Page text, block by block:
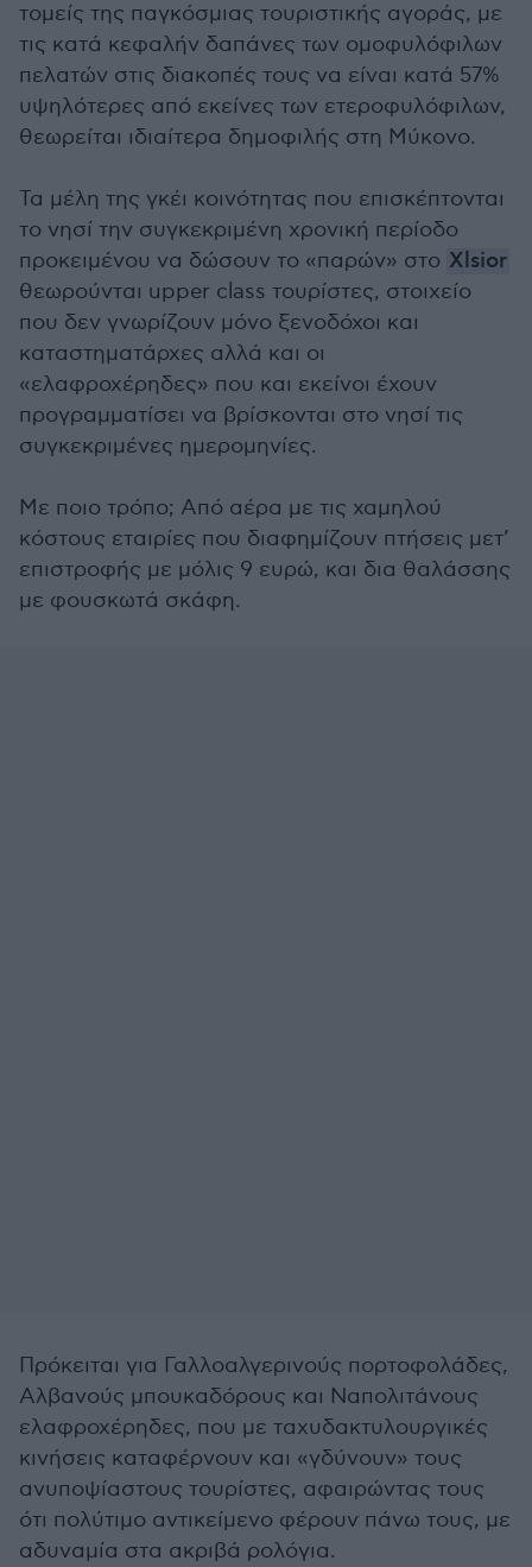
τομείς της παγκόσμιας τουριστικής αγοράς, με
τις κατά κεφαλήν δαπάνες των ομοφυλόφιλων
πελατών στις διακοπές τους να είναι κατά 57%
υψηλότερες από εκείνες των ετεροφυλόφιλων,
θεωρείται ιδιαίτερα δημοφιλής στη Μύκονο.
Τα μέλη της γκέι κοινότητας που επισκέπτονται
το νησί την συγκεκριμένη χρονική περίοδο
προκειμένου να δώσουν το «παρών» στο Xlsior
θεωρούνται upper class τουρίστες, στοιχείο
που δεν γνωρίζουν μόνο ξενοδόχοι και
καταστηματάρχες αλλά και οι
«ελαφροχέρηδες» που και εκείνοι έχουν
προγραμματίσει να βρίσκονται στο νησί τις
συγκεκριμένες ημερομηνίες.
Με ποιο τρόπο; Από αέρα με τις χαμηλού
κόστους εταιρίες που διαφημίζουν πτήσεις μετ’
επιστροφής με μόλις 9 ευρώ, και δια θαλάσσης
με φουσκωτά σκάφη.
Πρόκειται για Γαλλοαλγερινούς πορτοφολάδες,
Αλβανούς μπουκαδόρους και Ναπολιτάνους
ελαφροχέρηδες, που με ταχυδακτυλουργικές
κινήσεις καταφέρνουν και «γδύνουν» τους
ανυποψίαστους τουρίστες, αφαιρώντας τους
ότι πολύτιμο αντικείμενο φέρουν πάνω τους, με
αδυναμία στα ακριβά ρολόγια.